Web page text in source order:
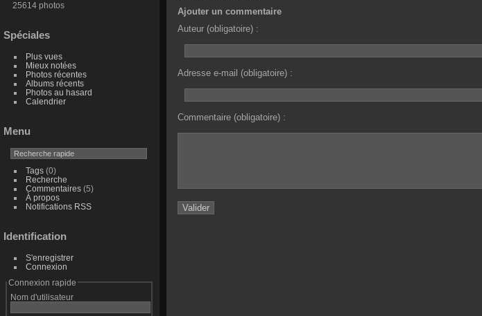
25614 photos
Spéciales
Plus vues
Mieux notées
Photos récentes
Albums récents
Photos au hasard
Calendrier
Menu
Tags(0)
Recherche
Commentaires(5)
À propos
Notifications RSS
Identification
S'enregistrer
Connexion
Connexion rapide
Nom d'utilisateur
Ajouter un commentaire
Auteur (obligatoire) :
Adresse e-mail (obligatoire) :
Commentaire (obligatoire) :